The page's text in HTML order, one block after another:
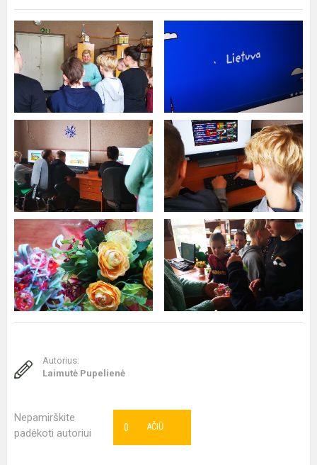
Autorius:
Laimutė Pupelienė
Nepamirškite
padėkoti autoriui
AČIŪ
0